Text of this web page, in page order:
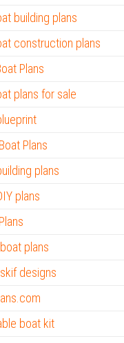
building plans
construction plans
Plans
plans for sale
Plans
plans
plans
plans
designs
boat kit